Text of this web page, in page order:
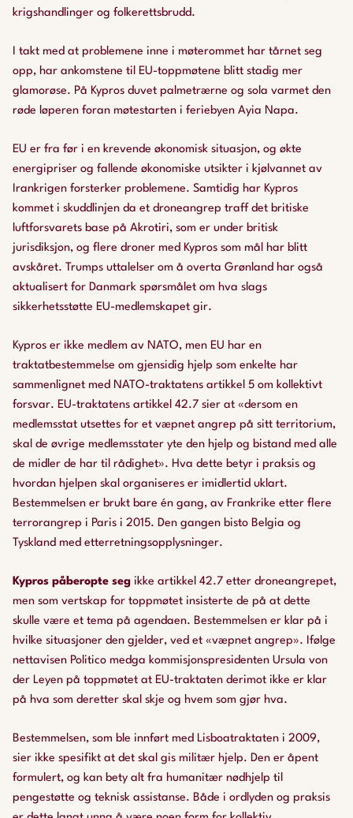
krigshandlinger og folkerettsbrudd.
I takt med at problemene inne i møterommet har tårnet seg
opp, har ankomstene til EU-toppmøtene blitt stadig mer
glamorøse. På Kypros duvet palmetrærne og sola varmet den
røde løperen foran møtestarten i feriebyen Ayia Napa.
EU er fra før i en krevende økonomisk situasjon, og økte
energipriser og fallende økonomiske utsikter i kjølvannet av
Irankrigen forsterker problemene. Samtidig har Kypros
kommet i skuddlinjen da et droneangrep traff det britiske
luftforsvarets base på Akrotiri, som er under britisk
jurisdiksjon, og flere droner med Kypros som mål har blitt
avskåret. Trumps uttalelser om å overta Grønland har også
aktualisert for Danmark spørsmålet om hva slags
sikkerhetsstøtte EU-medlemskapet gir.
Kypros er ikke medlem av NATO, men EU har en
traktatbestemmelse om gjensidig hjelp som enkelte har
sammenlignet med NATO-traktatens artikkel 5 om kollektivt
forsvar. EU-traktatens artikkel 42.7 sier at «dersom en
medlemsstat utsettes for et væpnet angrep på sitt territorium,
skal de øvrige medlemsstater yte den hjelp og bistand med alle
de midler de har til rådighet». Hva dette betyr i praksis og
hvordan hjelpen skal organiseres er imidlertid uklart.
Bestemmelsen er brukt bare én gang, av Frankrike etter flere
terrorangrep i Paris i 2015. Den gangen bisto Belgia og
Tyskland med etterretningsopplysninger.
Kypros påberopte seg ikke artikkel 42.7 etter droneangrepet,
men som vertskap for toppmøtet insisterte de på at dette
skulle være et tema på agendaen. Bestemmelsen er klar på i
hvilke situasjoner den gjelder, ved et «væpnet angrep». Ifølge
nettavisen Politico medga kommisjonspresidenten Ursula von
der Leyen på toppmøtet at EU-traktaten derimot ikke er klar
på hva som deretter skal skje og hvem som gjør hva.
Bestemmelsen, som ble innført med Lisboatraktaten i 2009,
sier ikke spesifikt at det skal gis militær hjelp. Den er åpent
formulert, og kan bety alt fra humanitær nødhjelp til
pengestøtte og teknisk assistanse. Både i ordlyden og praksis